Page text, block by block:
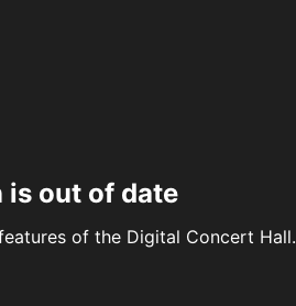
is out of date
of the Digital Concert Hall.